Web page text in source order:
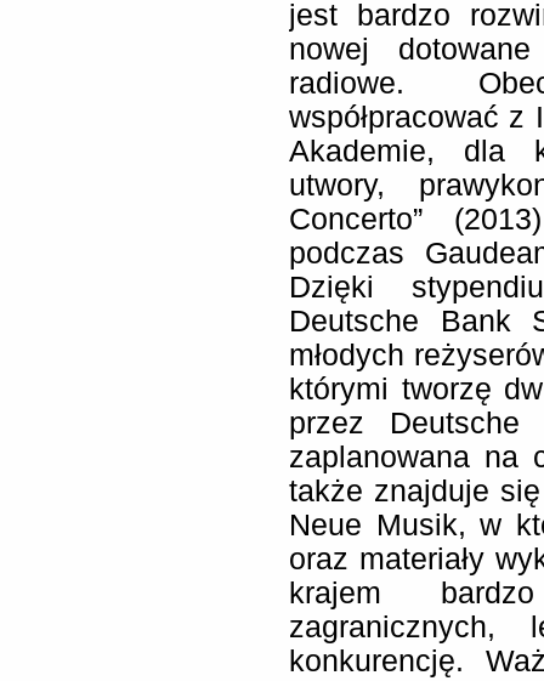
jest bardzo
nowej
radiowe.
współpracować z
Akademie, dla
utwory,
Concerto”
podczas
Dzięki
Deutsche Bank
młodych
którymi tworzę
przez
zaplanowana na
także znajduje
Neue Musik, w
oraz materiały
krajem
konkurencję.